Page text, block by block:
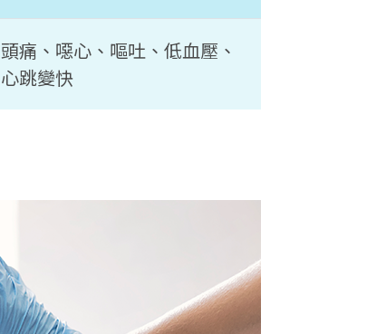
頭痛、噁心、嘔吐、低血壓、
心跳變快